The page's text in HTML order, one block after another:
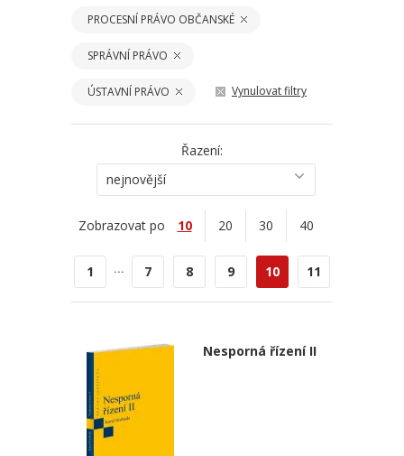
PROCESNÍ PRÁVO OBČANSKÉ
SPRÁVNÍ PRÁVO
ÚSTAVNÍ PRÁVO Vynulovat filtry
Řazení:
nejnovější
Zobrazovat po 10 20 30 40
1 ... 7 8 9 10 11
Nesporná řízení II